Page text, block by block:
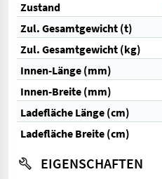
Zustand
Zul. Gesamtgewicht (t)
Zul. Gesamtgewicht (kg)
Innen-Länge (mm)
Innen-Breite (mm)
Ladefläche Länge (cm)
Ladefläche Breite (cm)
EIGENSCHAFTEN